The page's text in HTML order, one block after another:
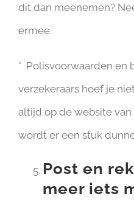
dit dan meenemen?
ermee.
* Polisvoorwaarden en
verzekeraars hoef je
altijd op de website van
wordt er een stuk
Post en
meer iets